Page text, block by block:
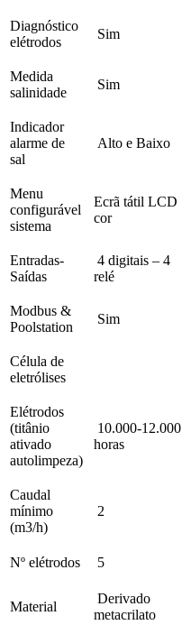
Diagnóstico
elétrodos
Sim
Medida
salinidade
Sim
Indicador
alarme de
sal
Alto e Baixo
Menu
configurável
sistema
Ecrã tátil LCD
cor
Entradas-
Saídas
4 digitais – 4
relé
Modbus &
Poolstation
Sim
Célula de
eletrólises
Elétrodos
(titânio
ativado
autolimpeza)
10.000-12.000
horas
Caudal
mínimo
(m3/h)
2
Nº elétrodos 5
Material
Derivado
metacrilato